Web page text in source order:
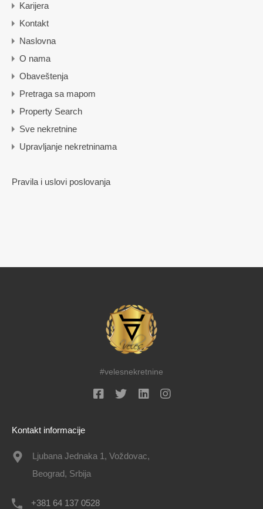
Karijera
Kontakt
Naslovna
O nama
Obaveštenja
Pretraga sa mapom
Property Search
Sve nekretnine
Upravljanje nekretninama
Pravila i uslovi poslovanja
#velesnekretnine
Kontakt informacije
Ljubana Jednaka 1, Voždovac,
Beograd, Srbija
+381 64 137 0528